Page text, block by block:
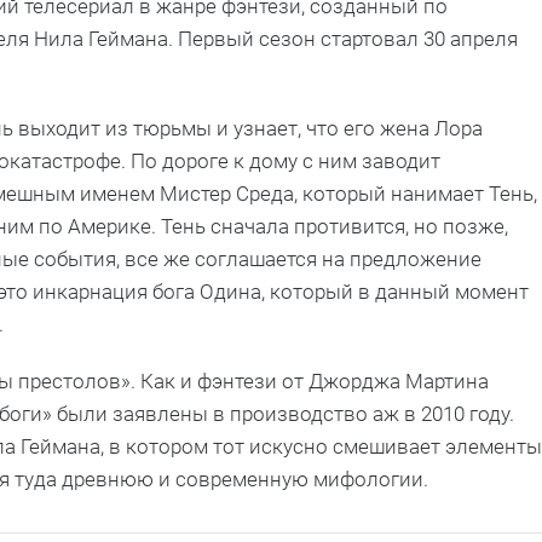
телесериал в жанре фэнтези, созданный по
Нила Геймана. Первый сезон стартовал 30 апреля
выходит из тюрьмы и узнает, что его жена Лора
По дороге к дому с ним заводит
именем Мистер Среда, который нанимает Тень,
по Америке. Тень сначала противится, но позже,
события, все же соглашается на предложение
инкарнация бога Одина, который в данный момент
Как и фэнтези от Джорджа Мартина
были заявлены в производство аж в 2010 году.
Геймана, в котором тот искусно смешивает элементы
туда древнюю и современную мифологии.